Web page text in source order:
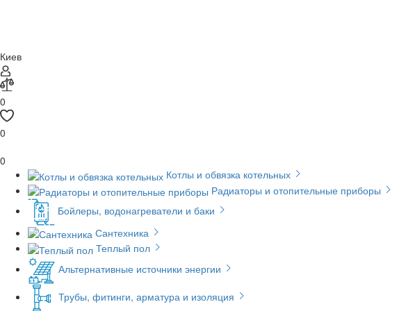
Киев
0
0
0
Котлы и обвязка котельных
Радиаторы и отопительные приборы
Бойлеры, водонагреватели и баки
Сантехника
Теплый пол
Альтернативные источники энергии
Трубы, фитинги, арматура и изоляция